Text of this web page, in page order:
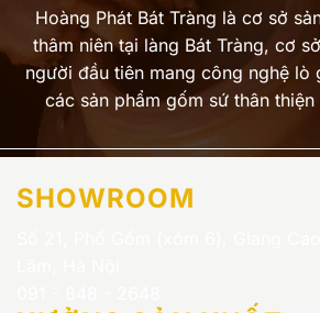
Hoàng Phát Bát Tràng là cơ sở
thâm niên tại làng Bát Tràng, cơ
người đầu tiên mang công nghệ lò
các sản phẩm gốm sứ thân
SHOWROOM